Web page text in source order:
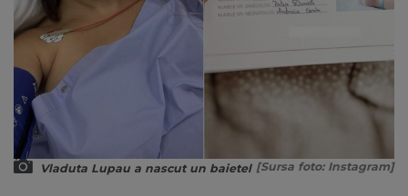
Vladuta Lupau a nascut un baietel [Sursa foto: Instagram]